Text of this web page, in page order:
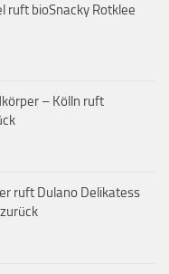
ruft bioSnacky Rotklee
– Kölln ruft
ruft Dulano Delikatess